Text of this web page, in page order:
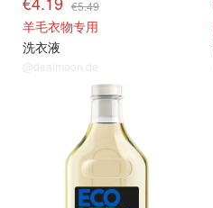
€5.49
羊毛衣物专用
洗衣液
@dealmoon.de